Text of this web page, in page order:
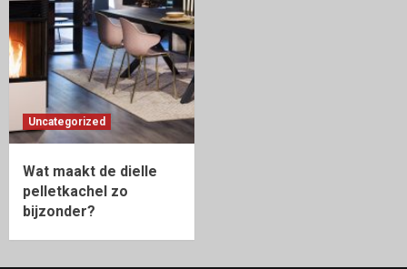
Uncategorized
Wat maakt de dielle
pelletkachel zo
bijzonder?